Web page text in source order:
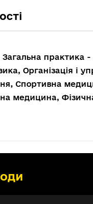
Загальна практика
Організація і
Спортивна
медицина,